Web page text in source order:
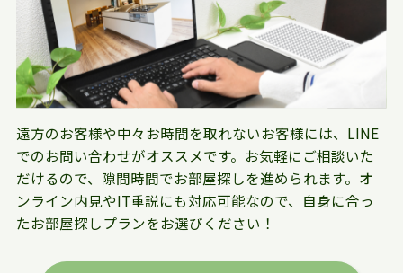
遠方のお客様や中々お時間を取れないお客様には、LINE
でのお問い合わせがオススメです。お気軽にご相談いた
だけるので、隙間時間でお部屋探しを進められます。オ
ンライン内見やIT重説にも対応可能なので、自身に合っ
たお部屋探しプランをお選びください！